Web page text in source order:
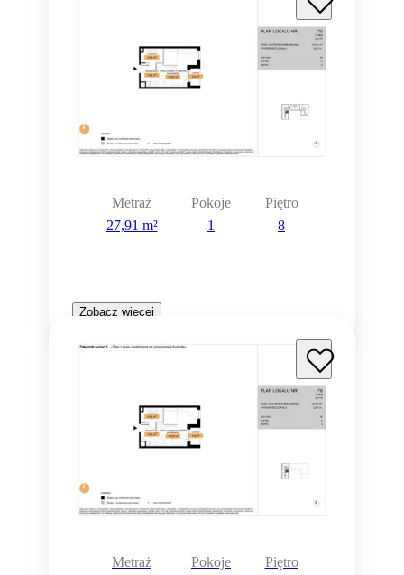
Metraż
27,91 m²
Pokoje
1
Piętro
8
Zobacz więcej
Metraż
Pokoje
Piętro